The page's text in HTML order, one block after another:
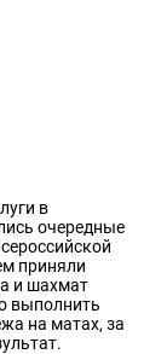
в
очередные
приняли
и шахмат
выполнить
на матах, за